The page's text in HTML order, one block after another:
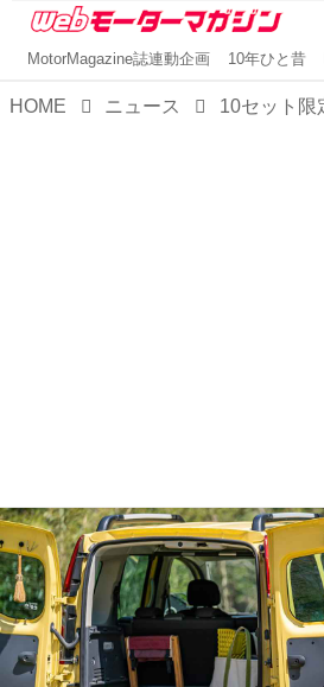
MotorMagazine誌連動企画 10年ひと昔
HOME ニュース